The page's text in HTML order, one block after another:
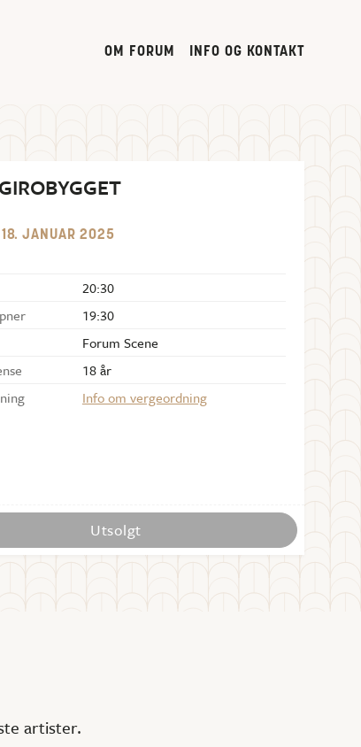
OM FORUM INFO OG KONTAKT
18. JANUAR 2025
20:30
19:30
Forum Scene
18 år
Info om vergeordning
Utsolgt
artister.